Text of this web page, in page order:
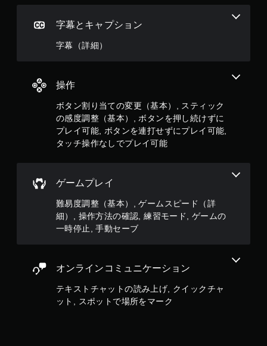
字幕とキャプション
字幕（詳細）
操作
ボタン割り当ての変更（基本）, スティック
の感度調整（基本）, ボタンを押し続けずに
プレイ可能, ボタンを連打せずにプレイ可能,
タッチ操作なしでプレイ可能
し
り
時
内
に
ボ
タ
を
し
り
す
る
く
ゲ
ー
ゲームプレイ
難易度調整（基本）, ゲームスピード（詳
細）, 操作方法の確認, 練習モード, ゲームの
一時停止, 手動セーブ
中
ム
パ
ト
の
再
生
に
ゲ
ム
を
一
で
ま
す
オンラインコミュニケーション
テキストチャットの読み上げ, クイックチャ
ット, スポットで場所をマーク
す